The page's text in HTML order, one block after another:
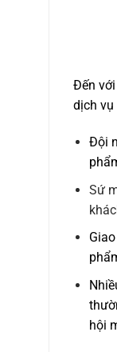
Đến
dịch vụ
Đội
Sứ
hội